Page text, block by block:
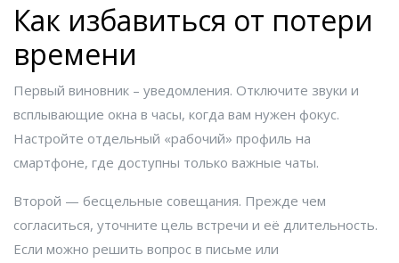
Как избавиться от потери
времени
Первый виновник – уведомления. Отключите звуки и
всплывающие окна в часы, когда вам нужен фокус.
Настройте отдельный «рабочий» профиль на
смартфоне, где доступны только важные чаты.
Второй — бесцельные совещания. Прежде чем
согласиться, уточните цель встречи и её длительность.
Если можно решить вопрос в письме или